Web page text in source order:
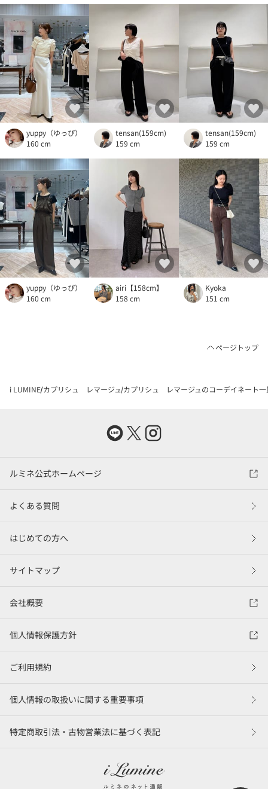
yuppy（ゆっぴ）
160 cm
tensan(159cm)
159 cm
tensan(159cm)
159 cm
yuppy（ゆっぴ）
160 cm
airi【158cm】
158 cm
Kyoka
151 cm
ページトップ
i LUMINE カプリシュ レマージュ カプリシュ レマージュのコーデイネート一
ルミネ公式ホームページ
よくある質問
はじめての方へ
サイトマップ
会社概要
個人情報保護方針
ご利用規約
個人情報の取扱いに関する重要事項
特定商取引法・古物営業法に基づく表記